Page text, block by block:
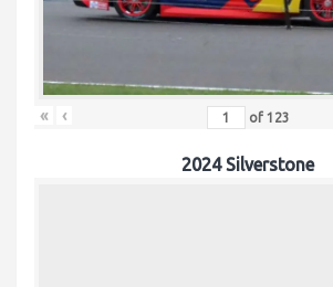
« ‹ of 123
2024 Silverstone